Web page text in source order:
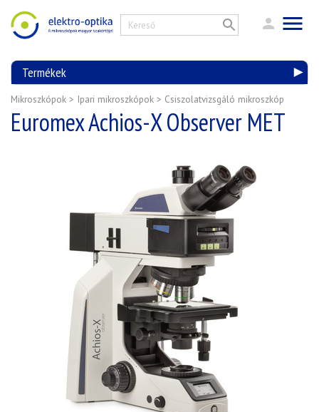
Termékek
Mikroszkópok > Ipari mikroszkópok > Csiszolatvizsgáló mikroszkóp
Euromex Achios-X Observer MET